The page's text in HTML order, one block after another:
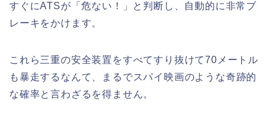
すぐにATSが「危ない！」と判断し、自動的に非常ブ
レーキをかけます。
これら三重の安全装置をすべてすり抜けて70メートル
も暴走するなんて、まるでスパイ映画のような奇跡的
な確率と言わざるを得ません。